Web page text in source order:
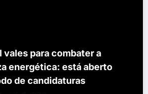
vales para combater a
energética: está aberto
de candidaturas